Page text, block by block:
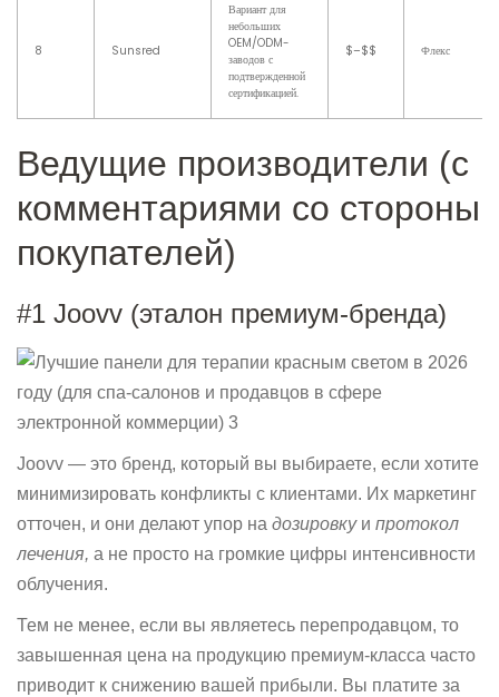
8 Sunsred
Вариант для
небольших
OEM/ODM-
заводов с
подтвержденной
сертификацией.
$–$$ Флекс
Ведущие производители (с
комментариями со стороны
покупателей)
#1 Joovv (эталон премиум-бренда)
Joovv — это бренд, который вы выбираете, если хотите
минимизировать конфликты с клиентами. Их маркетинг
отточен, и они делают упор на дозировкуи протокол
лечения, а не просто на громкие цифры интенсивности
облучения.
Тем не менее, если вы являетесь перепродавцом, то
завышенная цена на продукцию премиум-класса часто
приводит к снижению вашей прибыли. Вы платите за